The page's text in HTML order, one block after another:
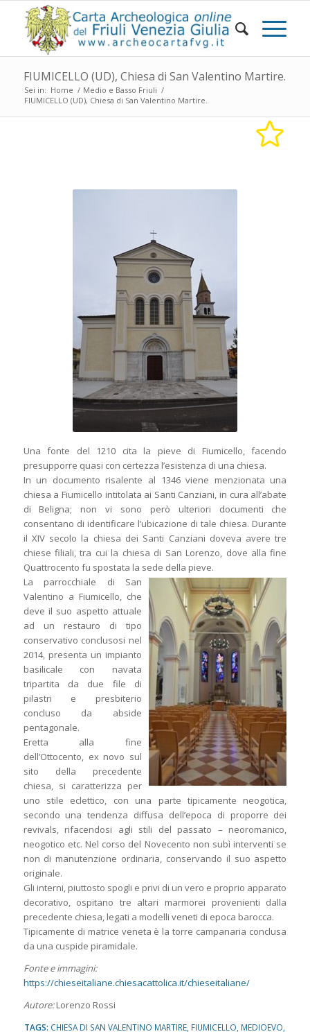
FIUMICELLO (UD), Chiesa di San Valentino Martire.
Sei in: Home / Medio e Basso Friuli /
FIUMICELLO (UD), Chiesa di San Valentino Martire.
Una fonte del 1210 cita la pieve di Fiumicello, facendo
presupporre quasi con certezza l’esistenza di una chiesa.
In un documento risalente al 1346 viene menzionata una
chiesa a Fiumicello intitolata ai Santi Canziani, in cura all’abate
di Beligna; non vi sono però ulteriori documenti che
consentano di identificare l’ubicazione di tale chiesa. Durante
il XIV secolo la chiesa dei Santi Canziani doveva avere tre
chiese filiali, tra cui la chiesa di San Lorenzo, dove alla fine
Quattrocento fu spostata la sede della pieve.
La parrocchiale di San
Valentino a Fiumicello, che
deve il suo aspetto attuale
ad un restauro di tipo
conservativo conclusosi nel
2014, presenta un impianto
basilicale con navata
tripartita da due file di
pilastri e presbiterio
concluso da abside
pentagonale.
Eretta alla fine
dell’Ottocento, ex novo sul
sito della precedente
chiesa, si caratterizza per
uno stile eclettico, con una parte tipicamente neogotica,
secondo una tendenza diffusa dell’epoca di proporre dei
revivals, rifacendosi agli stili del passato – neoromanico,
neogotico etc. Nel corso del Novecento non subì interventi se
non di manutenzione ordinaria, conservando il suo aspetto
originale.
Gli interni, piuttosto spogli e privi di un vero e proprio apparato
decorativo, ospitano tre altari marmorei provenienti dalla
precedente chiesa, legati a modelli veneti di epoca barocca.
Tipicamente di matrice veneta è la torre campanaria conclusa
da una cuspide piramidale.
Fonte e immagini:
https://chieseitaliane.chiesacattolica.it/chieseitaliane/
Autore:Lorenzo Rossi
TAGS: CHIESA DI SAN VALENTINO MARTIRE FIUMICELLO MEDIOEVO